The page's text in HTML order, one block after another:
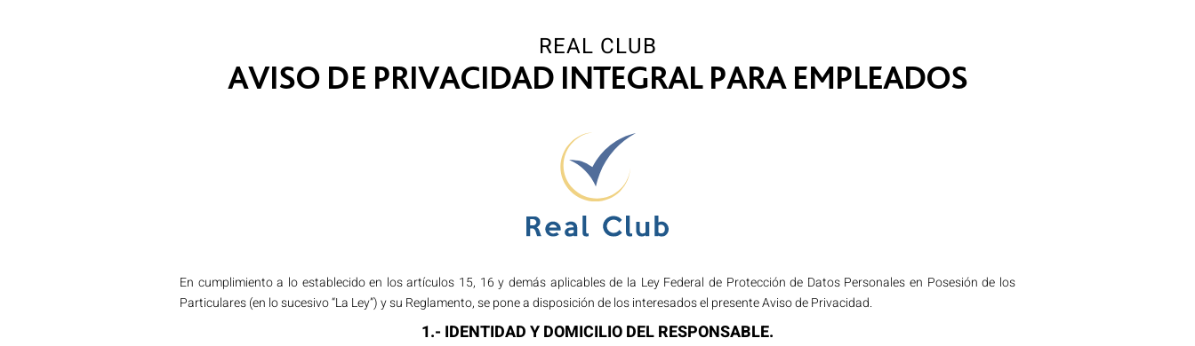
REAL CLUB
AVISO DE PRIVACIDAD INTEGRAL PARA EMPLEADOS
En cumplimiento a lo establecido en los artículos 15, 16 y demás aplicables de la Ley Federal de Protección de Datos Personales en Posesión de los
Particulares (en lo sucesivo “La Ley”) y su Reglamento, se pone a disposición de los interesados el presente Aviso de Privacidad.
1.- IDENTIDAD Y DOMICILIO DEL RESPONSABLE.